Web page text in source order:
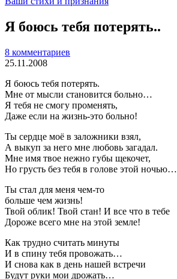
Я боюсь тебя потерять..
8 комментариев
25.11.2008
Я боюсь тебя потерять.
Мне от мысли становится больно…
Я тебя не смогу променять,
Даже если на жизнь-это больно!
Ты сердце моё в заложники взял,
А выкуп за него мне любовь загадал.
Мне имя твое нежно губы щекочет,
Но грусть без тебя в голове этой ночью…
Ты стал для меня чем-то
больше чем жизнь!
Твой облик! Твой стан! И все что в тебе
Дороже всего мне на этой земле!
Как трудно считать минуты
И в спину тебя провожать…
И снова как в день нашей встречи
Будут руки мои дрожать…